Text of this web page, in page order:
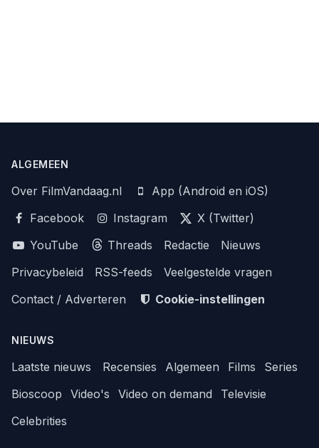
ALGEMEEN
Over FilmVandaag.nl
App (Android en iOS)
Facebook
Instagram
X (Twitter)
YouTube
Threads Redactie
Nieuws
Privacybeleid
RSS-feeds
Veelgestelde vragen
Contact / Adverteren
Cookie-instellingen
NIEUWS
Laatste nieuws Recensies Algemeen Films
Series
Bioscoop
Video's Video on demand
Televisie
Celebrities